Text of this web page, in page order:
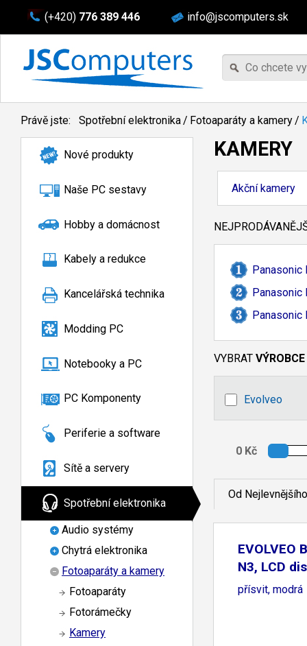
(+420) 776 389 446 info@jscomputers.sk
Právě jste: Spotřební elektronika/ Fotoaparáty a kamery/
Nové produkty
Naše PC sestavy
Hobby a domácnost
Kabely a redukce
Kancelářská technika
Modding PC
Notebooky a PC
PC Komponenty
Periferie a software
Sítě a servery
Spotřební elektronika
Audio systémy
Chytrá elektronika
Fotoaparáty a kamery
Fotoaparáty
Fotorámečky
Kamery
KAMERY
Akční kamery
Panasonic
Panasonic
Panasonic
VYBRAT VÝROBCE
Evolveo
Od Nejlevnějšího
EVOLVEO
N3, LCD
přísvit, modrá